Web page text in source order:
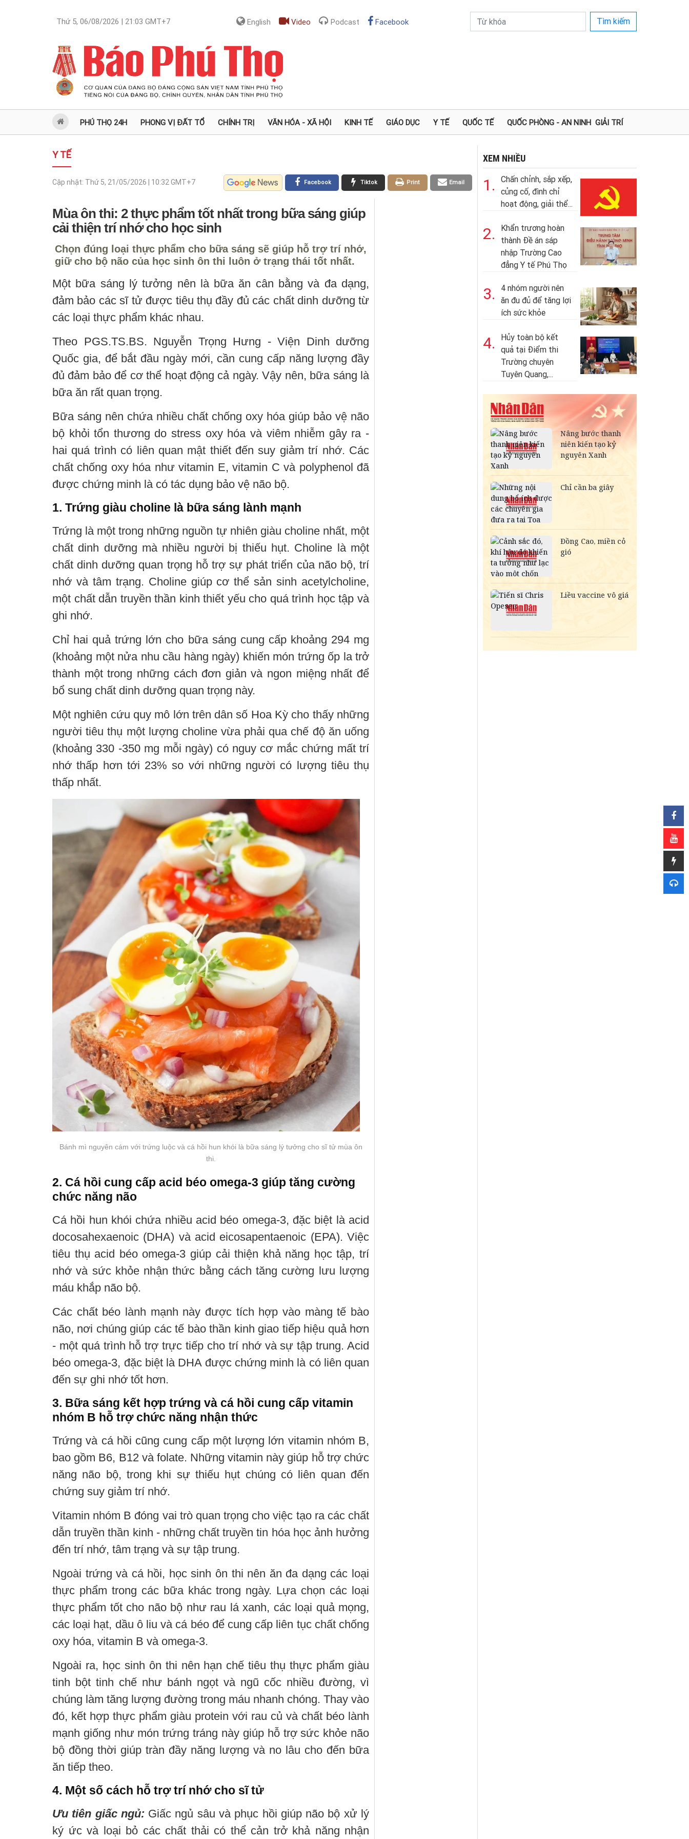
Thứ 5, 06/08/2026 | 21:03 GMT+7 English Video Podcast Facebook Tìm kiếm
PHÚ THỌ 24H PHONG VỊ ĐẤT TỔ CHÍNH TRỊ VĂN HÓA - XÃ HỘI KINH TẾ GIÁO DỤC Y TẾ QUỐC TẾ QUỐC PHÒNG - AN NINH GIẢI TRÍ
Y TẾ
Cập nhật: Thứ 5, 21/05/2026 | 10:32 GMT+7 Email
Print
Tiktok
Facebook
Mùa ôn thi: 2 thực phẩm tốt nhất trong bữa sáng giúp
cải thiện trí nhớ cho học sinh
Chọn đúng loại thực phẩm cho bữa sáng sẽ giúp hỗ trợ trí nhớ,
giữ cho bộ não của học sinh ôn thi luôn ở trạng thái tốt nhất.
Một bữa sáng lý tưởng nên là bữa ăn cân bằng và đa dạng,
đảm bảo các sĩ tử được tiêu thụ đầy đủ các chất dinh dưỡng từ
các loại thực phẩm khác nhau.
Theo PGS.TS.BS. Nguyễn Trọng Hưng - Viện Dinh dưỡng
Quốc gia, để bắt đầu ngày mới, cần cung cấp năng lượng đầy
đủ đảm bảo để cơ thể hoạt động cả ngày. Vậy nên, bữa sáng là
bữa ăn rất quan trọng.
Bữa sáng nên chứa nhiều chất chống oxy hóa giúp bảo vệ não
bộ khỏi tổn thương do stress oxy hóa và viêm nhiễm gây ra -
hai quá trình có liên quan mật thiết đến suy giảm trí nhớ. Các
chất chống oxy hóa như vitamin E, vitamin C và polyphenol đã
được chứng minh là có tác dụng bảo vệ não bộ.
1. Trứng giàu choline là bữa sáng lành mạnh
Trứng là một trong những nguồn tự nhiên giàu choline nhất, một
chất dinh dưỡng mà nhiều người bị thiếu hụt. Choline là một
chất dinh dưỡng quan trọng hỗ trợ sự phát triển của não bộ, trí
nhớ và tâm trạng. Choline giúp cơ thể sản sinh acetylcholine,
một chất dẫn truyền thần kinh thiết yếu cho quá trình học tập và
ghi nhớ.
Chỉ hai quả trứng lớn cho bữa sáng cung cấp khoảng 294 mg
(khoảng một nửa nhu cầu hàng ngày) khiến món trứng ốp la trở
thành một trong những cách đơn giản và ngon miệng nhất để
bổ sung chất dinh dưỡng quan trọng này.
Một nghiên cứu quy mô lớn trên dân số Hoa Kỳ cho thấy những
người tiêu thụ một lượng choline vừa phải qua chế độ ăn uống
(khoảng 330 -350 mg mỗi ngày) có nguy cơ mắc chứng mất trí
nhớ thấp hơn tới 23% so với những người có lượng tiêu thụ
thấp nhất.
Bánh mì nguyên cám với trứng luộc và cá hồi hun khói là bữa sáng lý tưởng cho sĩ tử mùa ôn
thi.
2. Cá hồi cung cấp acid béo omega-3 giúp tăng cường
chức năng não
Cá hồi hun khói chứa nhiều acid béo omega-3, đặc biệt là acid
docosahexaenoic (DHA) và acid eicosapentaenoic (EPA). Việc
tiêu thụ acid béo omega-3 giúp cải thiện khả năng học tập, trí
nhớ và sức khỏe nhận thức bằng cách tăng cường lưu lượng
máu khắp não bộ.
Các chất béo lành mạnh này được tích hợp vào màng tế bào
não, nơi chúng giúp các tế bào thần kinh giao tiếp hiệu quả hơn
- một quá trình hỗ trợ trực tiếp cho trí nhớ và sự tập trung. Acid
béo omega-3, đặc biệt là DHA được chứng minh là có liên quan
đến sự ghi nhớ tốt hơn.
3. Bữa sáng kết hợp trứng và cá hồi cung cấp vitamin
nhóm B hỗ trợ chức năng nhận thức
Trứng và cá hồi cũng cung cấp một lượng lớn vitamin nhóm B,
bao gồm B6, B12 và folate. Những vitamin này giúp hỗ trợ chức
năng não bộ, trong khi sự thiếu hụt chúng có liên quan đến
chứng suy giảm trí nhớ.
Vitamin nhóm B đóng vai trò quan trọng cho việc tạo ra các chất
dẫn truyền thần kinh - những chất truyền tin hóa học ảnh hưởng
đến trí nhớ, tâm trạng và sự tập trung.
Ngoài trứng và cá hồi, học sinh ôn thi nên ăn đa dạng các loại
thực phẩm trong các bữa khác trong ngày. Lựa chọn các loại
thực phẩm tốt cho não bộ như rau lá xanh, các loại quả mọng,
các loại hạt, dầu ô liu và cá béo để cung cấp liên tục chất chống
oxy hóa, vitamin B và omega-3.
Ngoài ra, học sinh ôn thi nên hạn chế tiêu thụ thực phẩm giàu
tinh bột tinh chế như bánh ngọt và ngũ cốc nhiều đường, vì
chúng làm tăng lượng đường trong máu nhanh chóng. Thay vào
đó, kết hợp thực phẩm giàu protein với rau củ và chất béo lành
mạnh giống như món trứng tráng này giúp hỗ trợ sức khỏe não
bộ đồng thời giúp tràn đầy năng lượng và no lâu cho đến bữa
ăn tiếp theo.
4. Một số cách hỗ trợ trí nhớ cho sĩ tử
Ưu tiên giấc ngủ: Giấc ngủ sâu và phục hồi giúp não bộ xử lý
ký ức và loại bỏ các chất thải có thể cản trở khả năng nhận
XEM NHIỀU
1.
Chấn chỉnh, sắp xếp,
củng cố, đình chỉ
hoạt động, giải thể...
2.
Khẩn trương hoàn
thành Đề án sáp
nhập Trường Cao
đẳng Y tế Phú Thọ
3.
4 nhóm người nên
ăn đu đủ để tăng lợi
ích sức khỏe
4.
Hủy toàn bộ kết
quả tại Điểm thi
Trường chuyên
Tuyên Quang,...